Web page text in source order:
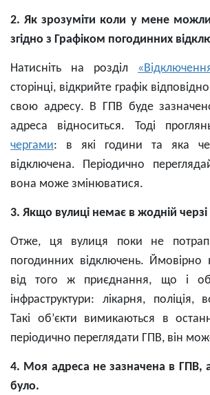
2. Як зрозуміти коли у мене
згідно з Графіком погодинних
Натисніть на розділ
сторінці, відкрийте графік
свою адресу. В ГПВ буде
адреса відноситься. Тоді
чергами: в які години та яка
відключена. Періодично
вона може змінюватися.
3. Якщо вулиці немає в жодній черзі
Отже, ця вулиця поки не
погодинних відключень. Ймовірно
від того ж приєднання, що і
інфраструктури: лікарня, поліція,
Такі об’єкти вимикаються в
періодично переглядати ГПВ, він
4. Моя адреса не зазначена в ГПВ,
було.